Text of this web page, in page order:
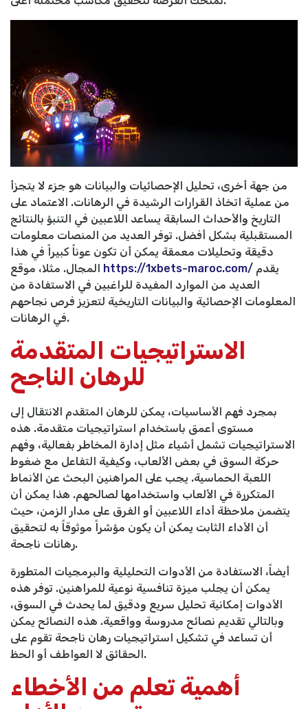
من جهة أخرى، تحليل الإحصائيات والبيانات هو جزء لا يتجزأ
من عملية اتخاذ القرارات الرشيدة في الرهانات. الاعتماد على
التاريخ والأحداث السابقة يساعد اللاعبين في التنبؤ بالنتائج
المستقبلية بشكل أفضل. توفر العديد من المنصات معلومات
دقيقة وتحليلات معمقة يمكن أن تكون عوناً كبيراً في هذا
https://1xbets-maroc.com/
العديد من الموارد المفيدة للراغبين في الاستفادة من
المعلومات الإحصائية والبيانات التاريخية لتعزيز فرص نجاحهم
في الرهانات.
الاستراتيجيات المتقدمة
للرهان الناجح
بمجرد فهم الأساسيات، يمكن للرهان المتقدم الانتقال إلى
مستوى أعمق باستخدام استراتيجيات متقدمة. هذه
الاستراتيجيات تشمل أشياء مثل إدارة المخاطر بفعالية، وفهم
حركة السوق في بعض الألعاب، وكيفية التفاعل مع ضغوط
اللعبة الحماسية. يجب على المراهنين البحث عن الأنماط
المتكررة في الألعاب واستخدامها لصالحهم. هذا يمكن أن
يتضمن ملاحظة أداء اللاعبين أو الفرق على مدار الزمن، حيث
أن الأداء الثابت يمكن أن يكون مؤشراً موثوقاً به لتحقيق
رهانات ناجحة.
أيضاً، الاستفادة من الأدوات التحليلية والبرمجيات المتطورة
يمكن أن يجلب ميزة تنافسية نوعية للمراهنين. توفر هذه
الأدوات إمكانية تحليل سريع ودقيق لما يحدث في السوق،
وبالتالي تقديم نصائح مدروسة وواقعية. هذه النصائح يمكن
أن تساعد في تشكيل استراتيجيات رهان ناجحة تقوم على
الحقائق لا العواطف أو الحظ.
أهمية تعلم من الأخطاء